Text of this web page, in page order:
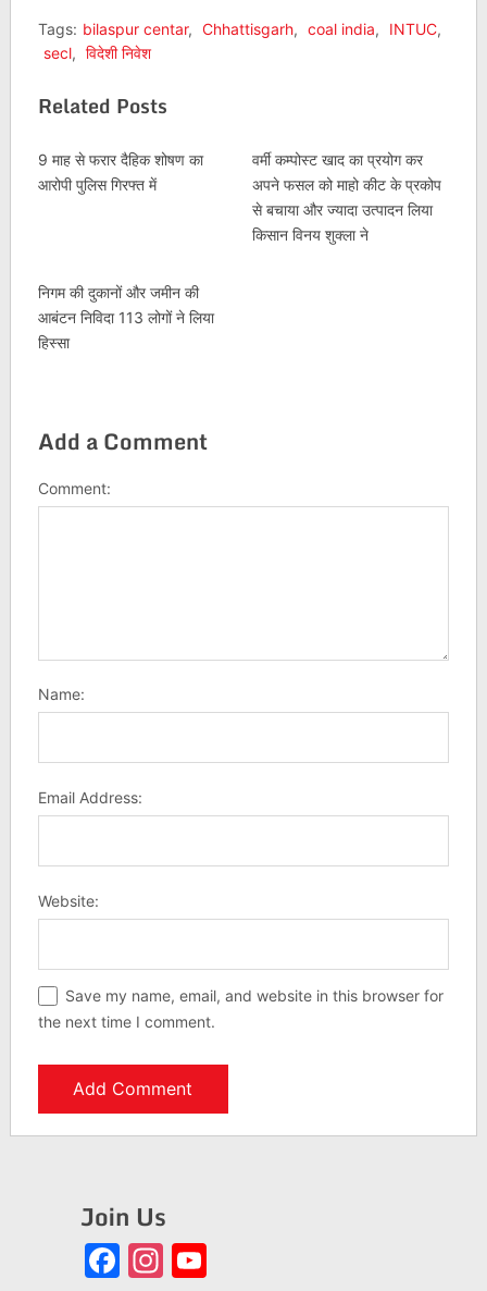
Tags: bilaspur centar, Chhattisgarh, coal india, INTUC,
secl, विदेशी निवेश
Related Posts
9 माह से फरार दैहिक शोषण का
आरोपी पुलिस गिरफ्त में
वर्मी कम्पोस्ट खाद का प्रयोग कर
अपने फसल को माहो कीट के प्रकोप
से बचाया और ज्यादा उत्पादन लिया
किसान विनय शुक्ला ने
निगम की दुकानों और जमीन की
आबंटन निविदा 113 लोगों ने लिया
हिस्सा
Add a Comment
Comment:
Name:
Email Address:
Website:
Save my name, email, and website in this browser for
the next time I comment.
Join Us
Facebook
Instagram
YouTube